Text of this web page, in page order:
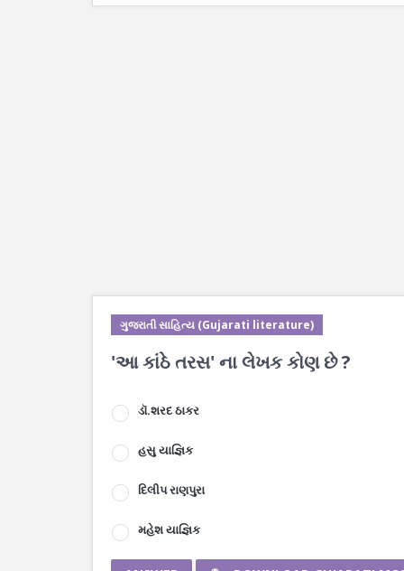
ગુજરાતી સાહિત્ય (Gujarati literature)
'આ કાંઠે તરસ' ના લેખક કોણ છે ?
ડૉ.શરદ ઠાકર
હસુ યાજ્ઞિક
દિલીપ રાણપુરા
મહેશ યાજ્ઞિક